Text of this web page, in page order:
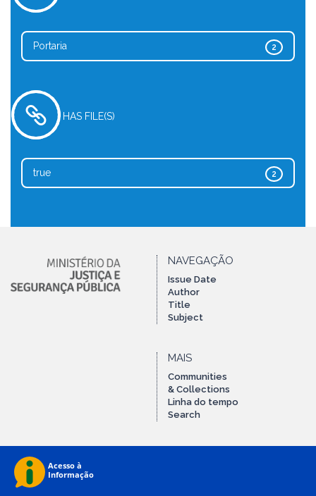
2
Portaria
HAS FILE(S)
2
true
NAVEGAÇÃO
Issue Date
Author
Title
Subject
MAIS
Communities
& Collections
Linha do tempo
Search